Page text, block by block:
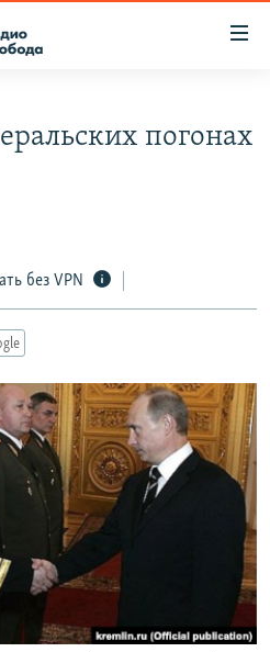
погонах
без VPN